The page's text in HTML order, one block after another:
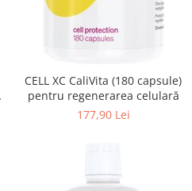
CELL XC CaliVita (180 capsule)
pentru regenerarea celulară
177,90 Lei